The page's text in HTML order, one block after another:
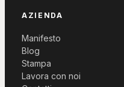
AZIENDA
Manifesto
Blog
Stampa
Lavora con noi